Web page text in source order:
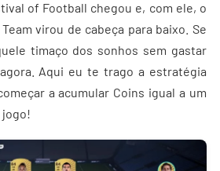
of Football chegou e, com ele, o
virou de cabeça para baixo. Se
timaço dos sonhos sem gastar
Aqui eu te trago a estratégia
a acumular Coins igual a um
jogo!